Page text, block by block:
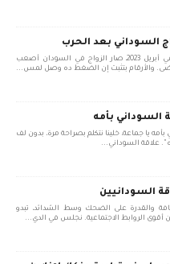
السوداني بعد الحرب
المقدمة بعد ما بدأت الحرب في أبريل 2023، صار الزواج في السودان أصعب
والأرقام بتثبت إن الضغط ده وصل لمس...
السوداني بأمه
يا جماعة، خلينا نتكلم بصراحة مرة، بدون لف
علاقة السوداني...
السودانيين
والقدرة على الضحك وسط الشدائد، تبدو
أقوى الروابط الاجتماعية. نجلس في الدي...